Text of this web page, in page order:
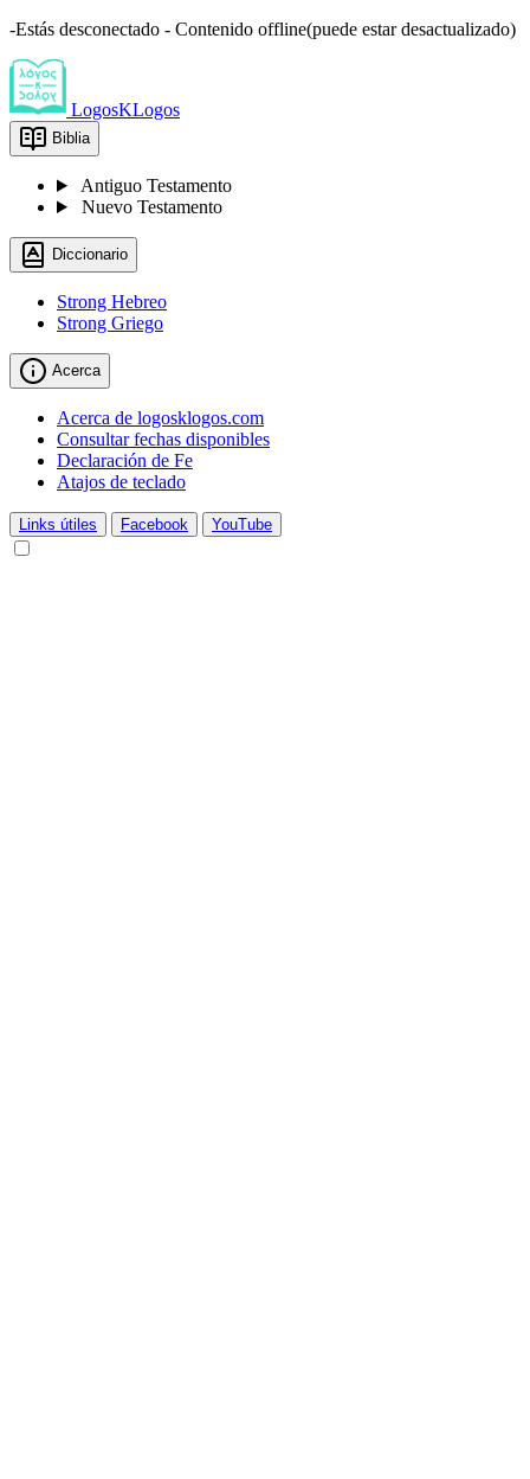
-Estás desconectado - Contenido offline(puede estar desactualizado)
LogosKLogos
Biblia
Antiguo Testamento
Nuevo Testamento
Diccionario
Strong Hebreo
Strong Griego
Acerca
Acerca de logosklogos.com
Consultar fechas disponibles
Declaración de Fe
Atajos de teclado
Links útiles Facebook YouTube